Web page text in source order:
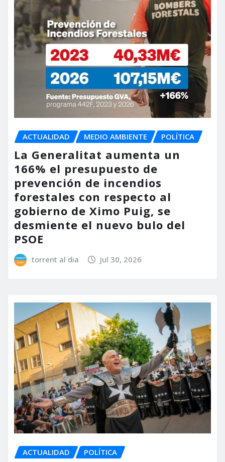
ACTUALIDAD MEDIO AMBIENTE POLÍTICA
La Generalitat aumenta un
166% el presupuesto de
prevención de incendios
forestales con respecto al
gobierno de Ximo Puig, se
desmiente el nuevo bulo del
PSOE
torrent al dia Jul 30, 2026
ACTUALIDAD POLÍTICA